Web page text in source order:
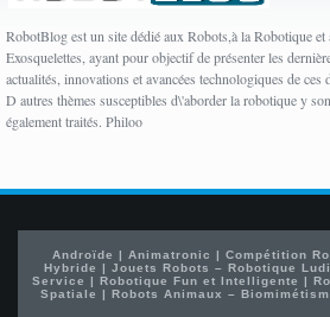
RobotBlog est un site dédié aux Robots,à la Robotique et
Exosquelettes, ayant pour objectif de présenter les
actualités, innovations et avancées technologiques de ces
D autres thèmes susceptibles d\'aborder la robotique y
également traités. Philoo
Androïde | Animatronic | Compétition
Hybride |Jouets Robots – Robotique
Service | Robotique Fun et Intelligente |
Spatiale | Robots Animaux –